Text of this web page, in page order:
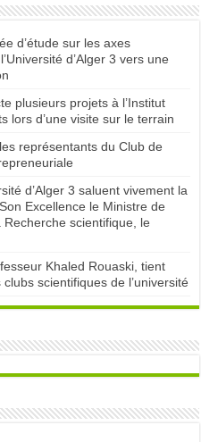
d’étude sur les axes
d’Alger 3 vers une
plusieurs projets à l’Institut
lors d’une visite sur le terrain
représentants du Club de
d’Alger 3 saluent vivement la
Excellence le Ministre de
Recherche scientifique, le
Khaled Rouaski, tient
scientifiques de l’université